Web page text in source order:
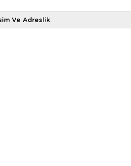
Ve Adreslik